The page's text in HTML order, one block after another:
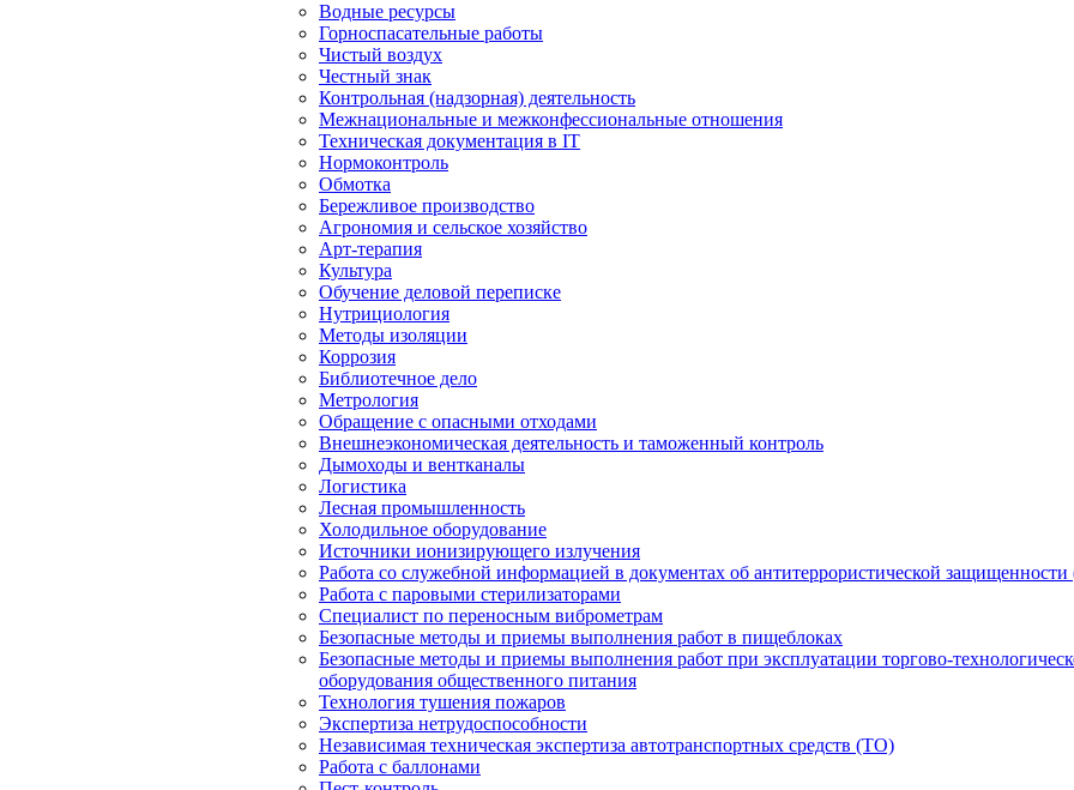
Водные ресурсы
Горноспасательные работы
Чистый воздух
Честный знак
Контрольная (надзорная) деятельность
Межнациональные и межконфессиональные отношения
Техническая документация в IT
Нормоконтроль
Обмотка
Бережливое производство
Агрономия и сельское хозяйство
Арт-терапия
Культура
Обучение деловой переписке
Нутрициология
Методы изоляции
Коррозия
Библиотечное дело
Метрология
Обращение с опасными отходами
Внешнеэкономическая деятельность и таможенный контроль
Дымоходы и вентканалы
Логистика
Лесная промышленность
Холодильное оборудование
Источники ионизирующего излучения
Работа со служебной информацией в документах об антитеррористической
Работа с паровыми стерилизаторами
Специалист по переносным виброметрам
Безопасные методы и приемы выполнения работ в пищеблоках
Безопасные методы и приемы выполнения работ при эксплуатации торгово-
оборудования общественного питания
Технология тушения пожаров
Экспертиза нетрудоспособности
Независимая техническая экспертиза автотранспортных средств (ТО)
Работа с баллонами